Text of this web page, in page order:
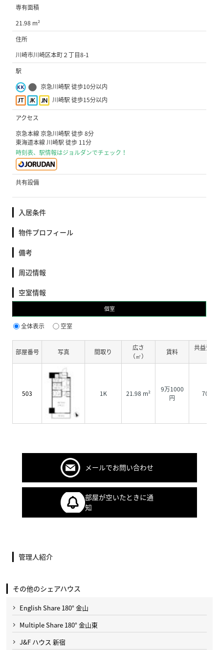
専有面積
21.98 m²
住所
川崎市川崎区本町２丁目8-1
駅
京急川崎駅 徒歩10分以内
川崎駅 徒歩15分以内
アクセス
京急本線 京急川崎駅 徒歩 8分
東海道本線 川崎駅 徒歩 11分
時刻表、駅情報はジョルダンでチェック！
共有設備
入居条件
物件プロフィール
備考
周辺情報
空室情報
個室
全体表示 空室
部屋番号 写真 間取り
広さ
（㎡）
賃料
共益費
503 1K 21.98 m²
9万1000
円
7000
メールでお問い合わせ
部屋が空いたときに通
知
管理人紹介
その他のシェアハウス
English Share 180° 金山
Multiple Share 180° 金山東
J&F ハウス 新宿